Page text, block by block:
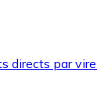
directs par